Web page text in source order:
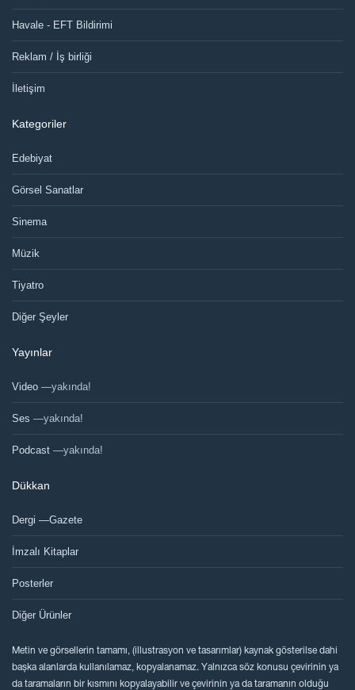
Havale - EFT Bildirimi
Reklam / İş birliği
İletişim
Kategoriler
Edebiyat
Görsel Sanatlar
Sinema
Müzik
Tiyatro
Diğer Şeyler
Yayınlar
Video —yakında!
Ses —yakında!
Podcast —yakında!
Dükkan
Dergi —Gazete
İmzalı Kitaplar
Posterler
Diğer Ürünler
Metin ve görsellerin tamamı, (illustrasyon ve tasarımlar) kaynak gösterilse dahi
başka alanlarda kullanılamaz, kopyalanamaz. Yalnızca söz konusu çevirinin ya
da taramaların bir kısmını kopyalayabilir ve çevirinin ya da taramanın olduğu